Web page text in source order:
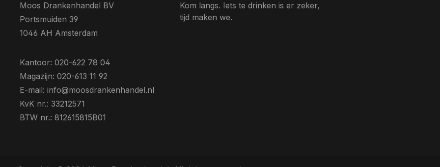
Moos Drankenhandel BV
Portsmuiden 39
1046 AH Amsterdam
Kantoor: 020-622 78 04
Magazijn: 020-613 11 92
E-mail: info@moosdrankenhandel.nl
KvK nr.: 33212571
BTW nr.: 812615815B01
Kom langs. Iets te drinken is er zeker,
tijd maken we.